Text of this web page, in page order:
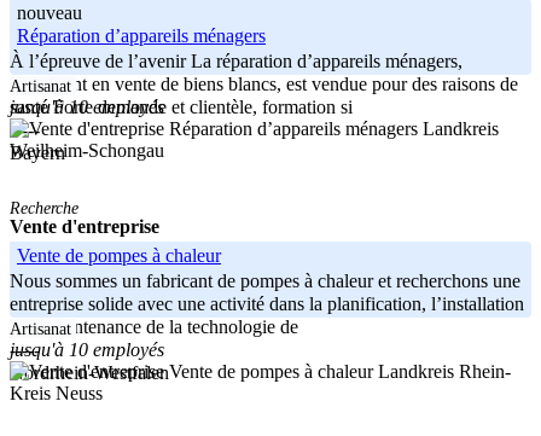
nouveau
Réparation d’appareils ménagers
À l’épreuve de l’avenir La réparation d’appareils ménagers,
également en vente de biens blancs, est vendue pour des raisons de
santé Forte demande et clientèle, formation si
-----
Bayern
Artisanat
jusqu'à 10 employés
Landkreis
Weilheim-Schongau
Recherche
Vente d'entreprise
Vente de pompes à chaleur
Nous sommes un fabricant de pompes à chaleur et recherchons une
entreprise solide avec une activité dans la planification, l’installation
et la maintenance de la technologie de
-----
Nordrhein-Westfalen
Artisanat
jusqu'à 10 employés
Landkreis Rhein-
Kreis Neuss